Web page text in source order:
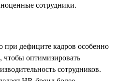
сотрудники.
дефиците кадров особенно
чтобы оптимизировать
сотрудников.